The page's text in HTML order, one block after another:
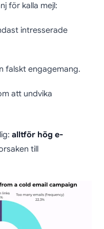
för kalla mejl:
intresserade
falskt engagemang.
att undvika
alltför hög e-
till